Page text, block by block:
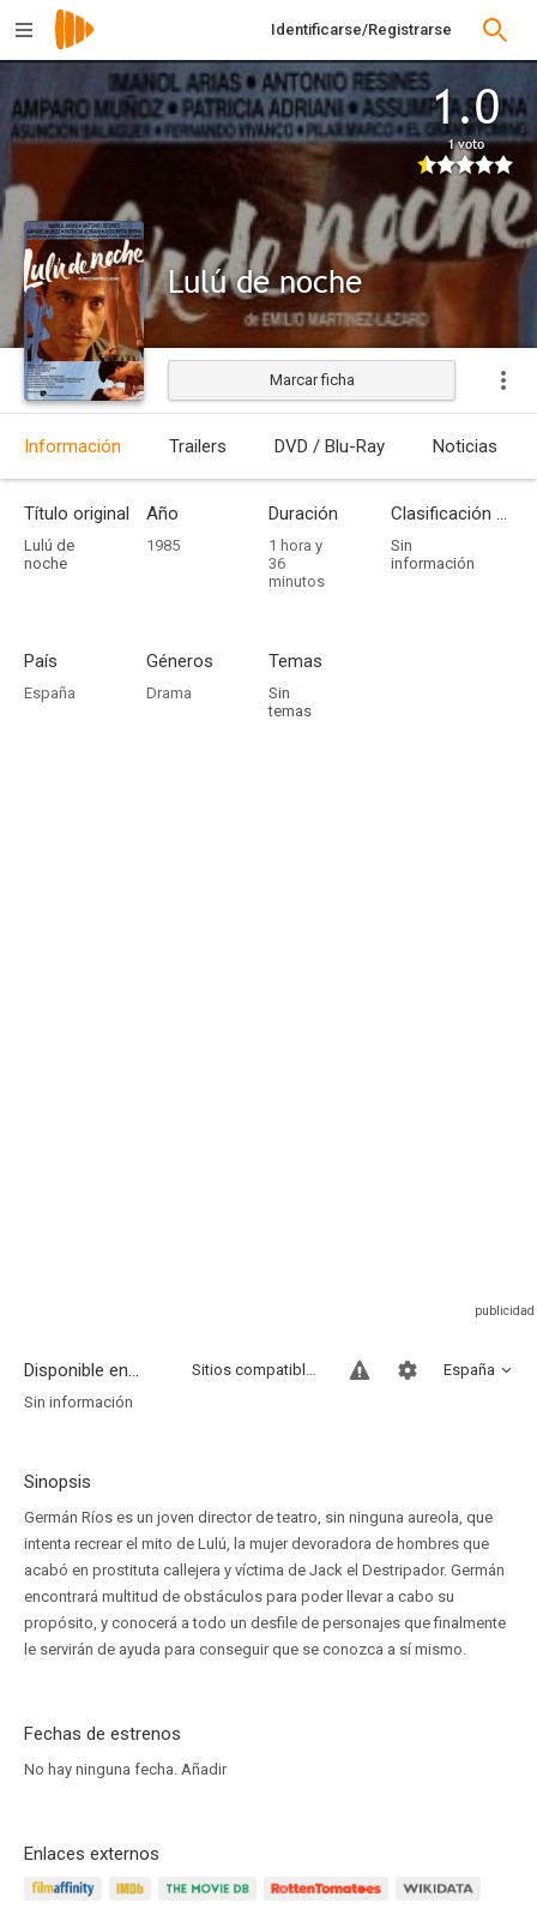
Identificarse/Registrarse
1.0
1 voto
Lulú de noche
Estrenada
Marcar ficha
Información Trailers DVD / Blu-Ray Noticias
Título original
Lulú de
noche
Año
1985
Duración
1 hora y
36
minutos
Clasificación por edades
Sin
información
País
España
Géneros
Drama
Temas
Sin
temas
Disponible en... España
Sitios compatibles
Sin información
Sinopsis
Germán Ríos es un joven director de teatro, sin ninguna aureola, que
intenta recrear el mito de Lulú, la mujer devoradora de hombres que
acabó en prostituta callejera y víctima de Jack el Destripador. Germán
encontrará multitud de obstáculos para poder llevar a cabo su
propósito, y conocerá a todo un desfile de personajes que finalmente
le servirán de ayuda para conseguir que se conozca a sí mismo.
Fechas de estrenos
No hay ninguna fecha. Añadir
Enlaces externos